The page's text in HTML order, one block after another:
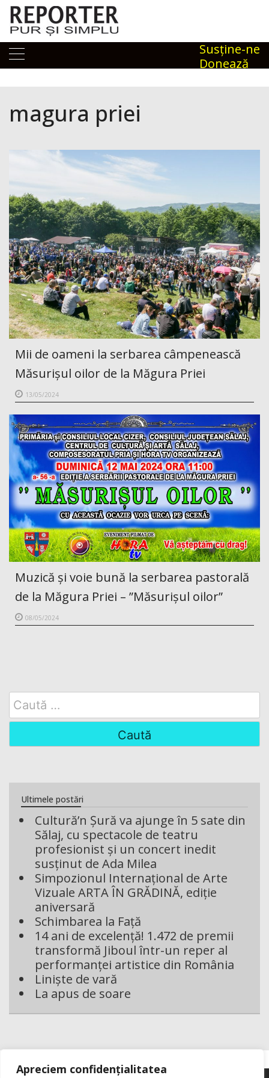
Apreciem confidențialitatea
Skip
content
Susţine-ne
Donează
magura priei
Mii de oameni la serbarea câmpenească
Măsurișul oilor de la Măgura Priei
13/05/2024
Muzică și voie bună la serbarea pastorală
de la Măgura Priei – ”Măsurișul oilor”
08/05/2024
Search
for:
Ultimele postări
Cultură’n Șură va ajunge în 5 sate din
Sălaj, cu spectacole de teatru
profesionist și un concert inedit
susținut de Ada Milea
Simpozionul Internațional de Arte
Vizuale ARTA ÎN GRĂDINĂ, ediție
aniversară
Schimbarea la Față
14 ani de excelență! 1.472 de premii
transformă Jiboul într-un reper al
performanței artistice din România
Liniște de vară
La apus de soare